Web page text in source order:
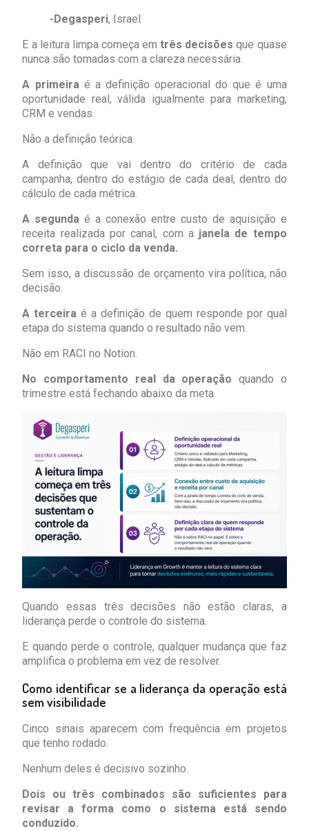
-Degasperi, Israel
E a leitura limpa começa emtrês decisões que quase
nunca são tomadas com a clareza necessária.
A primeiraé a definição operacional do que é uma
oportunidade real, válida igualmente para marketing,
CRM e vendas.
Não a definição teórica.
A definição que vai dentro do critério de cada
campanha, dentro do estágio de cada deal, dentro do
cálculo de cada métrica.
A segunda é a conexão entre custo de aquisição e
receita realizada por canal, com a janela de tempo
correta para o ciclo da venda.
Sem isso, a discussão de orçamento vira política, não
decisão.
A terceira é a definição de quem responde por qual
etapa do sistema quando o resultado não vem.
Não em RACI no Notion.
No comportamento real da operação quando o
trimestre está fechando abaixo da meta.
Quando essas três decisões não estão claras, a
liderança perde o controle do sistema.
E quando perde o controle, qualquer mudança que faz
amplifica o problema em vez de resolver.
Como identificar se a liderança da operação está
sem visibilidade
Cinco sinais aparecem com frequência em projetos
que tenho rodado.
Nenhum deles é decisivo sozinho.
Dois ou três combinados são suficientes para
revisar a forma como o sistema está sendo
conduzido.